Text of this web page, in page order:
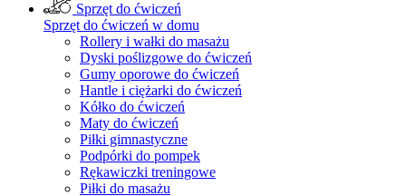
Sprzęt do ćwiczeń
Sprzęt do ćwiczeń w domu
Rollery i wałki do masażu
Dyski poślizgowe do ćwiczeń
Gumy oporowe do ćwiczeń
Hantle i ciężarki do ćwiczeń
Kółko do ćwiczeń
Maty do ćwiczeń
Piłki gimnastyczne
Podpórki do pompek
Rękawiczki treningowe
Piłki do masażu